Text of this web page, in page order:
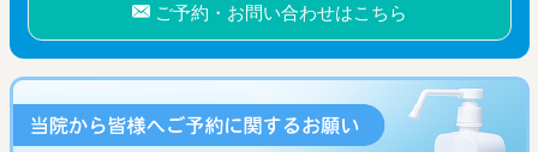
ご予約・お問い合わせはこちら